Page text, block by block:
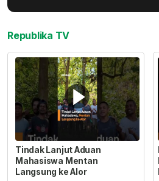
Republika TV
Tindak Lanjut Aduan
Mahasiswa Mentan
Langsung ke Alor